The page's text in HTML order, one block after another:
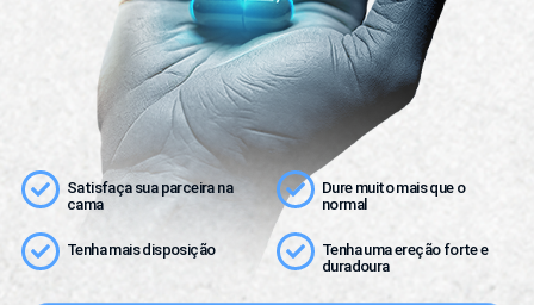
Satisfaça sua parceira na
cama
Dure muito mais que o
normal
Tenha mais disposição
Tenha uma ereção forte e
duradoura